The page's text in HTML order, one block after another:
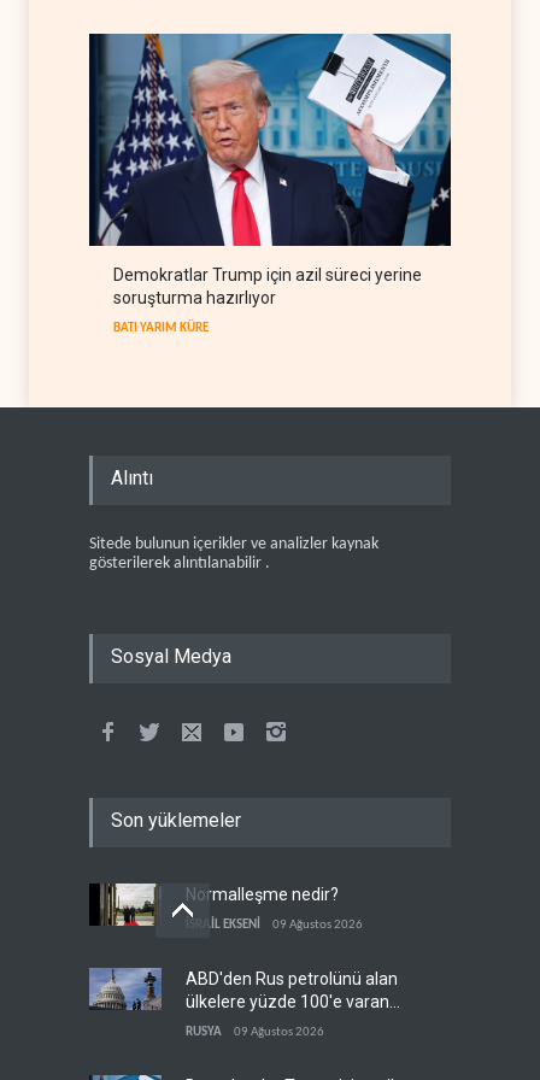
Demokratlar Trump için azil süreci yerine
soruşturma hazırlıyor
BATI YARIM KÜRE
Alıntı
Sitede bulunun içerikler ve analizler kaynak
gösterilerek alıntılanabilir .
Sosyal Medya
Son yüklemeler
Normalleşme nedir?
İSRAİL EKSENİ 09 Ağustos 2026
ABD'den Rus petrolünü alan
ülkelere yüzde 100'e varan
gümrük vergisi
RUSYA 09 Ağustos 2026